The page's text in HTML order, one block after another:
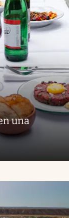
una